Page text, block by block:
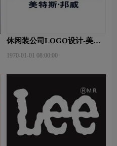
休闲装公司LOGO设计-美特
1970-01-01 08:00:00